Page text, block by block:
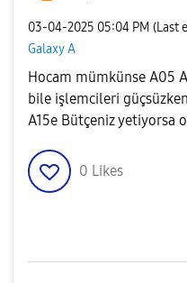
‎03-04-2025 05:04 PM (Last
Galaxy A
Hocam mümkünse A05
bile işlemcileri
A15e Bütçeniz yetiyorsa
0 Likes